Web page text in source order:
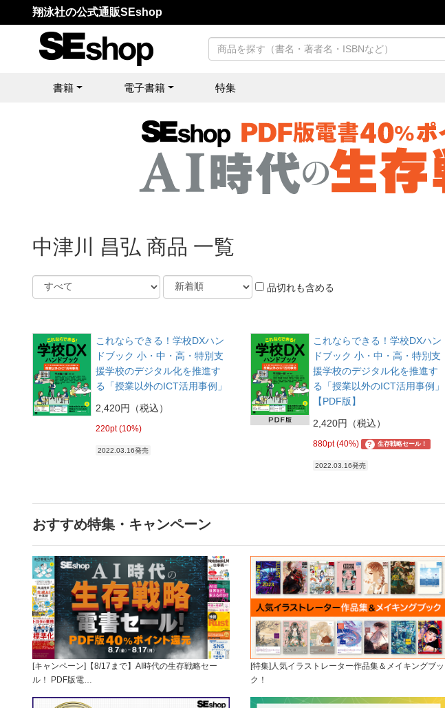
翔泳社の公式通販SEshop
書籍 電子書籍 特集
中津川 昌弘 商品 一覧
品切れも含める
これならできる！学校DXハン
ドブック 小・中・高・特別支
援学校のデジタル化を推進す
る「授業以外のICT活用事例」
2,420円（税込）
220pt (10%)
2022.03.16発売
これならできる！学校DXハン
ドブック 小・中・高・特別支
援学校のデジタル化を推進す
る「授業以外のICT活用事例」
【PDF版】
2,420円（税込）
880pt (40%) ? 生存戦略セール！
2022.03.16発売
おすすめ特集・キャンペーン
[キャンペーン]【8/17まで】AI時代の生存戦略セー
ル！ PDF版電…
[特集]人気イラストレーター作品集＆メイキングブッ
ク！